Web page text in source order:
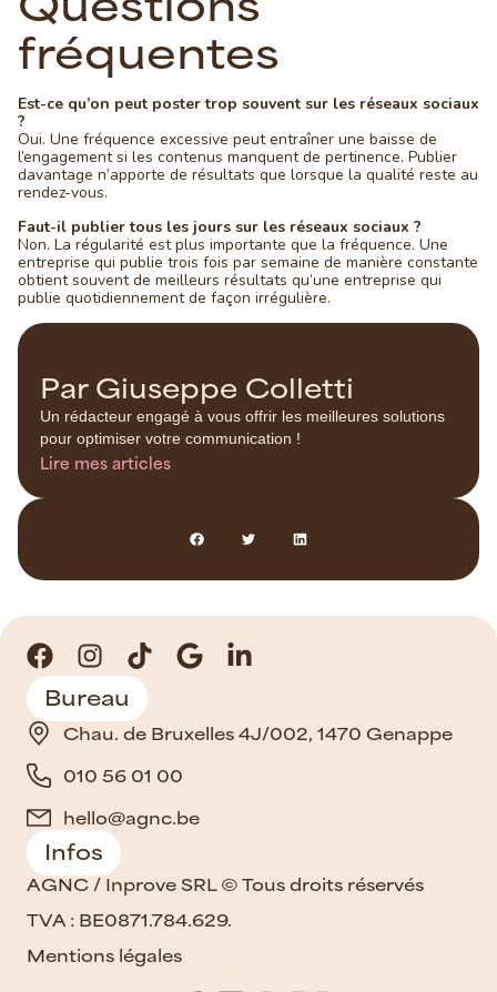
fréquentes
Est-ce qu’on peut poster trop souvent sur les réseaux sociaux
?
Oui. Une fréquence excessive peut entraîner une baisse de
l’engagement si les contenus manquent de pertinence. Publier
davantage n’apporte de résultats que lorsque la qualité reste au
rendez-vous.
Faut-il publier tous les jours sur les réseaux sociaux ?
Non. La régularité est plus importante que la fréquence. Une
entreprise qui publie trois fois par semaine de manière constante
obtient souvent de meilleurs résultats qu’une entreprise qui
publie quotidiennement de façon irrégulière.
Par Giuseppe Colletti
Un rédacteur engagé à vous offrir les meilleures solutions
pour optimiser votre communication !
Lire mes articles
Bureau
Chau. de Bruxelles 4J/002, 1470 Genappe
010 56 01 00
hello@agnc.be
Infos
AGNC / Inprove SRL © Tous droits réservés
TVA : BE0871.784.629.
Mentions légales